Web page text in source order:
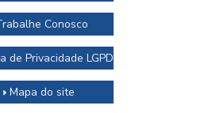
Conosco
de Privacidade LGPD
Mapa do site